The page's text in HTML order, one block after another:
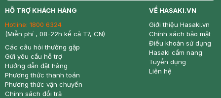
HỖ TRỢ KHÁCH HÀNG
Hotline: 1800 6324
(Miễn phí , 08-22h kể cả T7, CN)
Các câu hỏi thường gặp
Gửi yêu cầu hỗ trợ
Hướng dẫn đặt hàng
Phương thức thanh toán
Phương thức vận chuyển
Chính sách đổi trả
VỀ HASAKI.VN
Giới thiệu Hasaki.vn
Chính sách bảo mật
Điều khoản sử dụng
Hasaki cẩm nang
Tuyển dụng
Liên hệ